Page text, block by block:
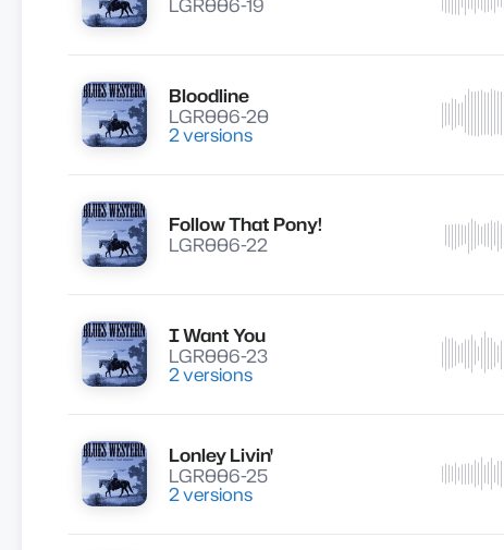
Lire
Bloodline
LGR006-20
2 versions
Lire
Follow That Pony!
LGR006-22
Lire
I Want You
LGR006-23
2 versions
Lire
Lonley Livin'
LGR006-25
2 versions